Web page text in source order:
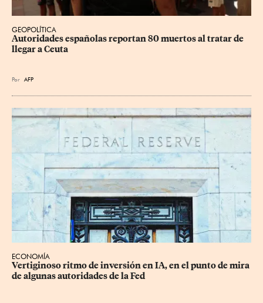
GEOPOLÍTICA
Autoridades españolas reportan 80 muertos al tratar de
llegar a Ceuta
Por AFP
ECONOMÍA
Vertiginoso ritmo de inversión en IA, en el punto de mira
de algunas autoridades de la Fed